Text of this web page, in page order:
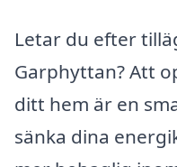
Letar du efter
Garphyttan? Att
ditt hem är en
sänka dina